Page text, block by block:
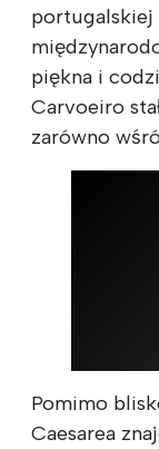
portugalskiej
piękna i
Carvoeiro
zarówno
Pomimo
Caesarea